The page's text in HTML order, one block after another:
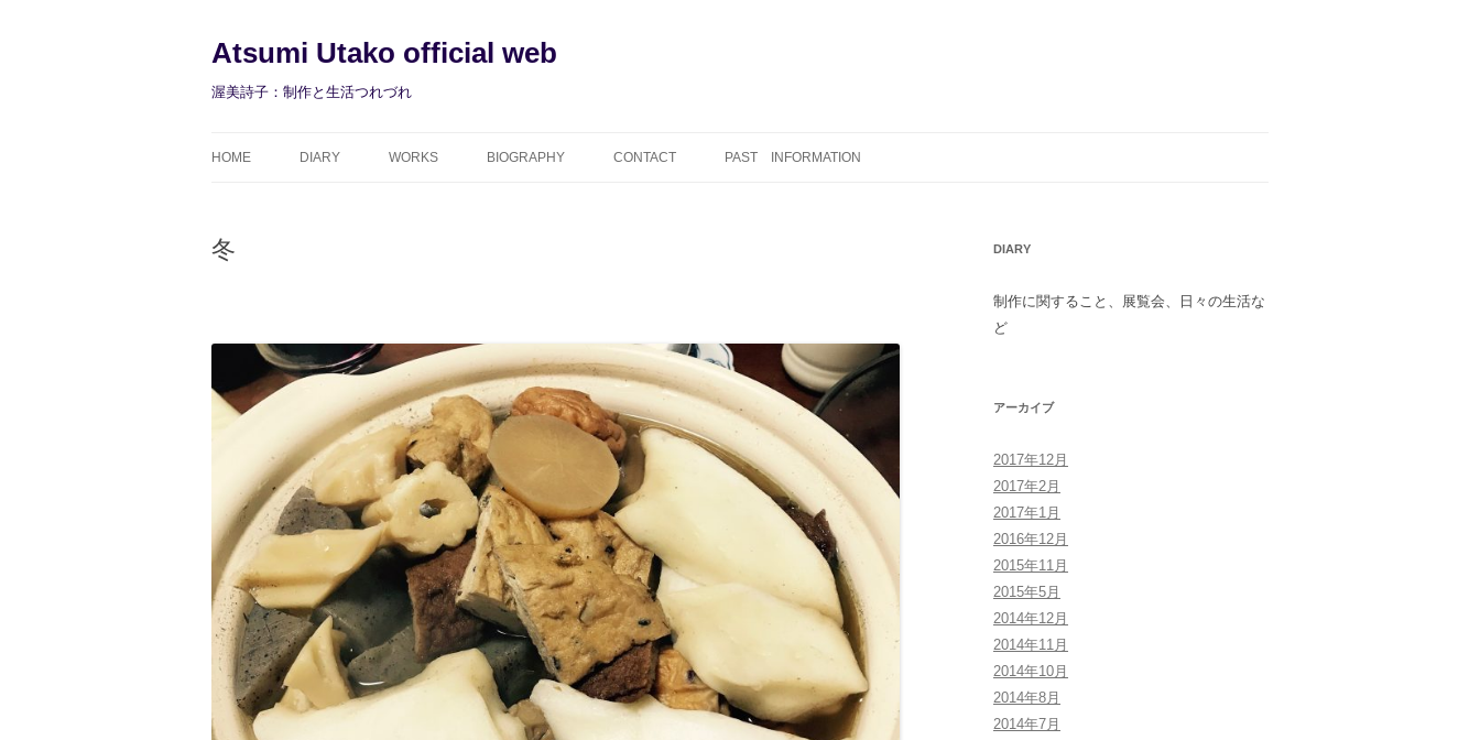
ン
ツ
へ
ス
Atsumi Utako official web
渥美詩子：制作と生活つれづれ
HOME DIARY WORKS BIOGRAPHY CONTACT PAST INFORMATION
冬 DIARY
制作に関すること、展覧会、日々の生活な
ど
アーカイブ
2017年12月
2017年2月
2017年1月
2016年12月
2015年11月
2015年5月
2014年12月
2014年11月
2014年10月
2014年8月
2014年7月